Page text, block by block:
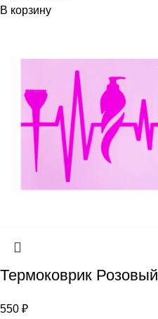
В корзину
Термоковрик Розовый
550 ₽